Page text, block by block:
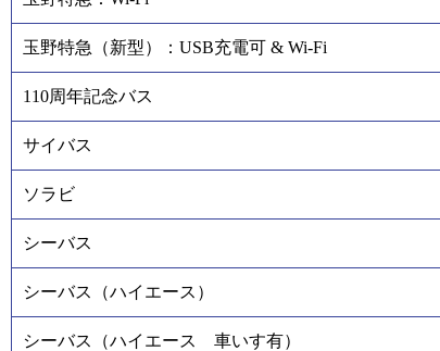
玉野特急（新型）：USB充電可 & Wi-Fi
110周年記念バス
サイバス
ソラビ
シーバス
シーバス（ハイエース）
シーバス（ハイエース 車いす有）